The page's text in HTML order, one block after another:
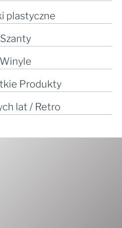
plastyczne
Szanty
Winyle
Produkty
lat / Retro